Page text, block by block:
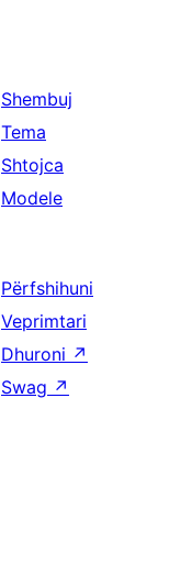
Shembuj
Tema
Shtojca
Modele
Përfshihuni
Veprimtari
Dhuroni ↗
Swag ↗